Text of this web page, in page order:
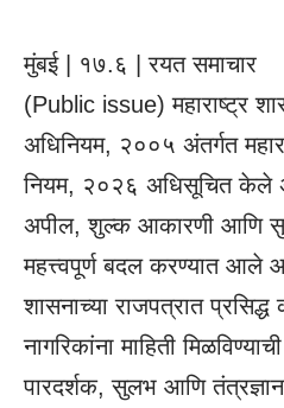
मुंबई | १७.६ | रयत समाचार
(Public issue) महाराष्ट्र
अधिनियम, २००५ अंतर्गत
नियम, २०२६ अधिसूचित केले
अपील, शुल्क आकारणी आणि
महत्त्वपूर्ण बदल करण्यात आले
शासनाच्या राजपत्रात
नागरिकांना माहिती
पारदर्शक, सुलभ आणि